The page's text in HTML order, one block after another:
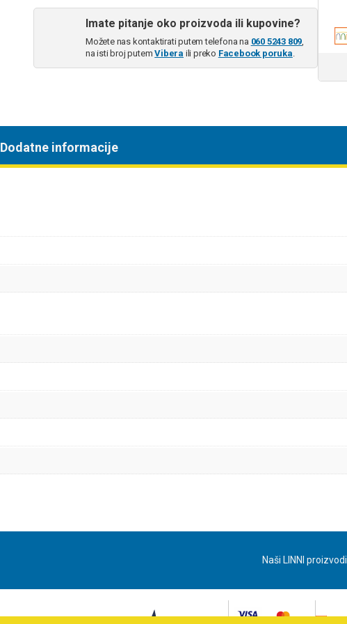
Imate pitanje oko proizvoda ili kupovine?
Možete nas kontaktirati putem telefona na 060 5243 809,
na isti broj putemVibera ili preko Facebook poruka.
Dodatne informacije
Naši LINNI proizvodi